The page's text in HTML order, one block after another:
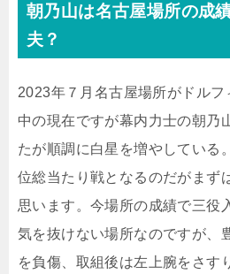
朝乃山は名古屋場所の成
夫？
2023年７月名古屋場所がドル
中の現在ですが幕内力士の朝乃
たが順調に白星を増やしている
位総当たり戦となるのだがまず
思います。今場所の成績で三役
気を抜けない場所なのですが、
を負傷、取組後は左上腕をさす